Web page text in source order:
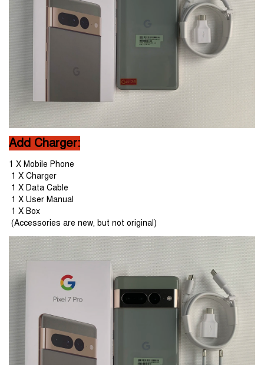
Add Charger:
1 X Mobile Phone
1 X Charger
1 X Data Cable
1 X User Manual
1 X Box
(Accessories are new, but not original)